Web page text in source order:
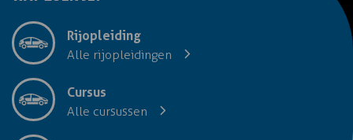
Rijopleiding
Alle rijopleidingen
Cursus
Alle cursussen